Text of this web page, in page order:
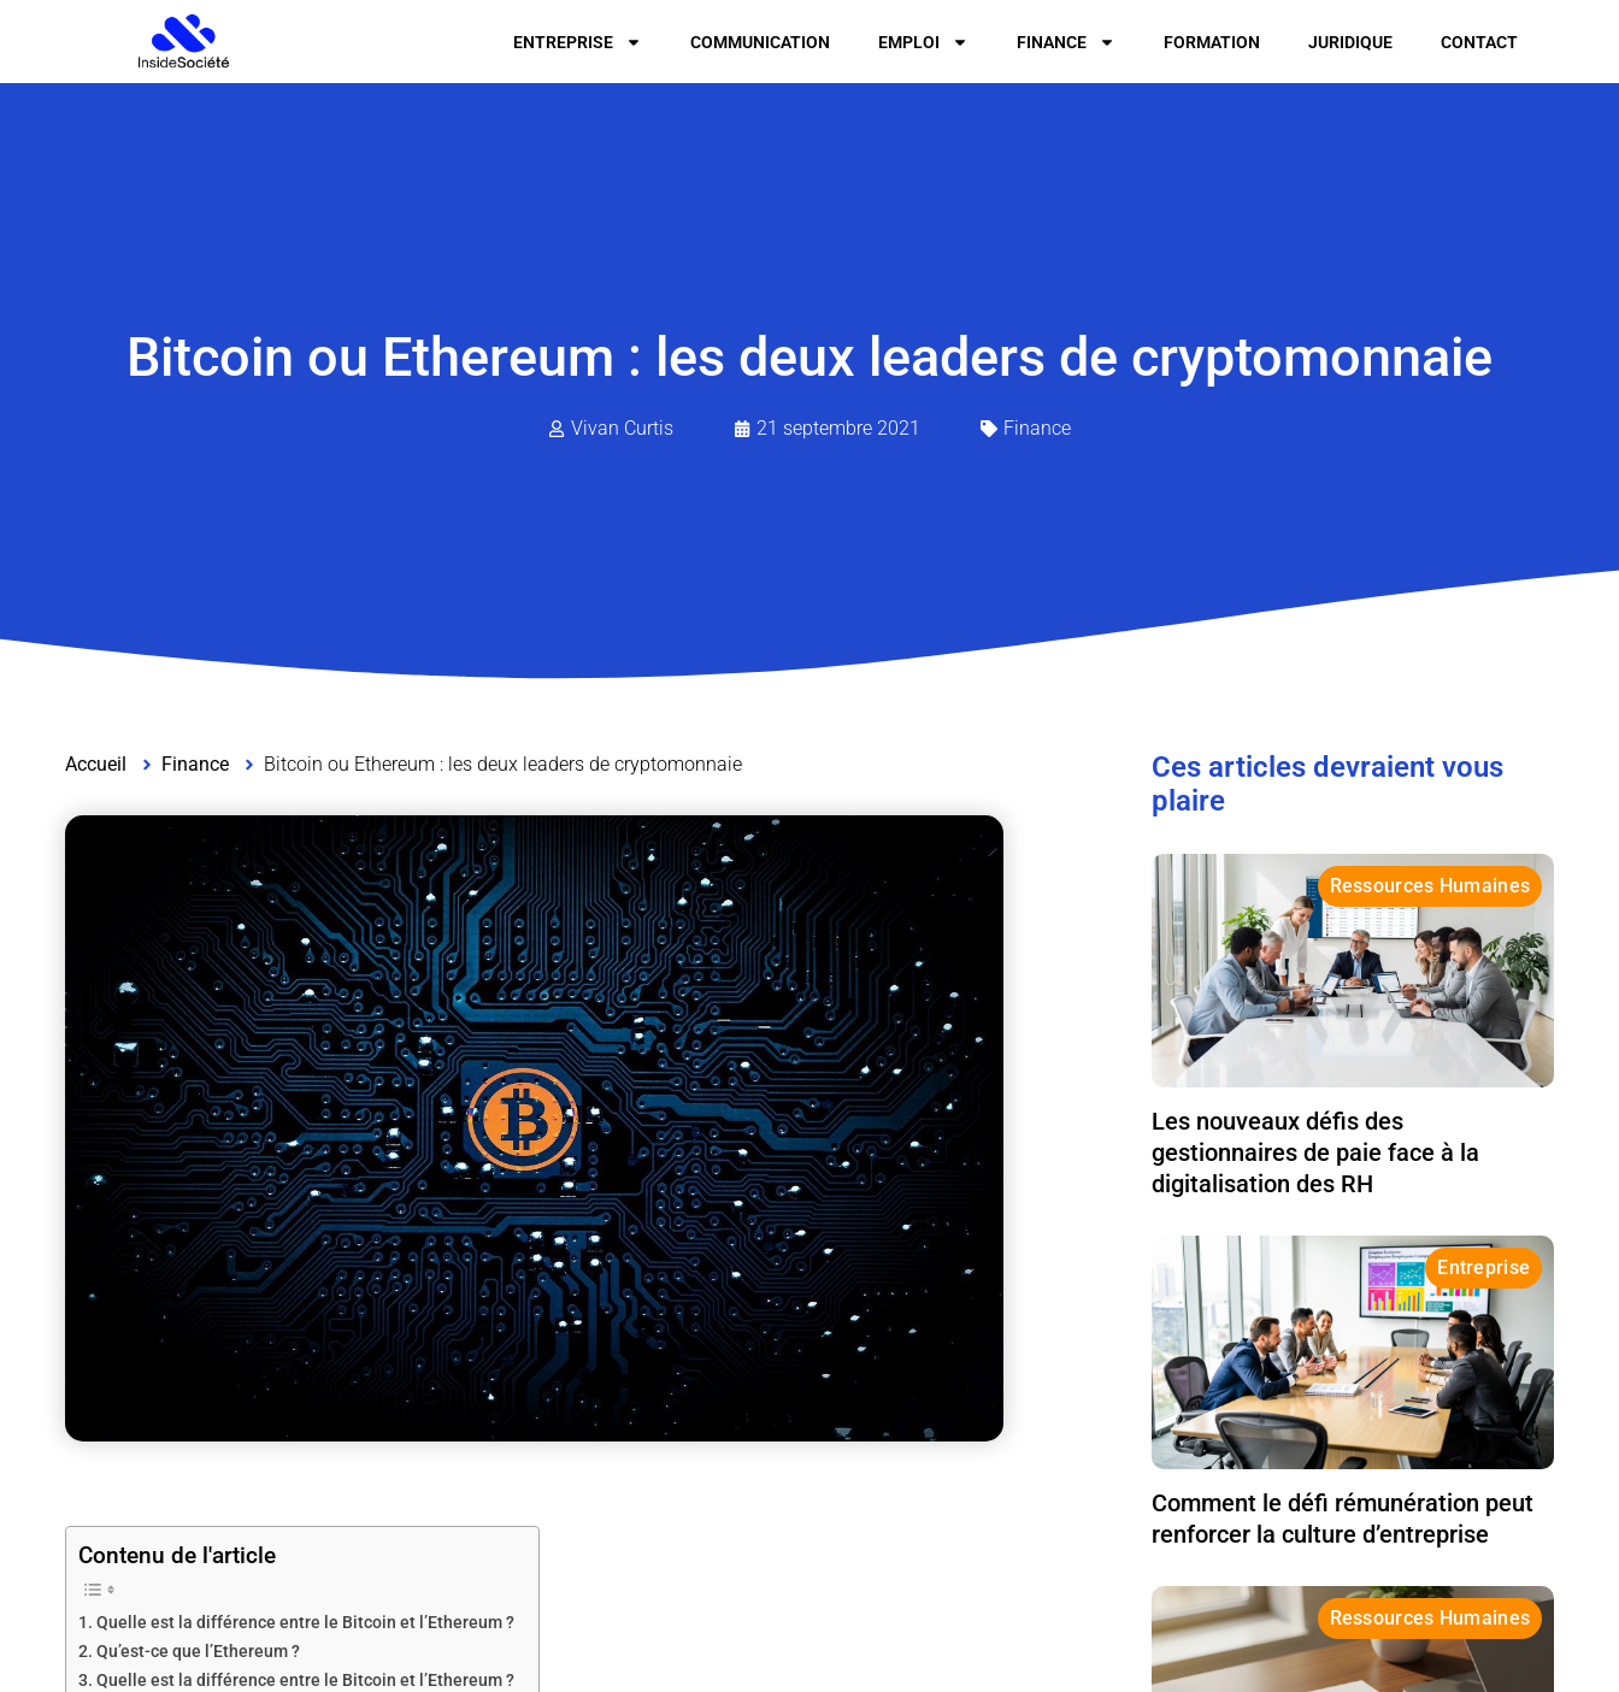
ENTREPRISE COMMUNICATION EMPLOI FINANCE FORMATION JURIDIQUE CONTACT
Bitcoin ou Ethereum : les deux leaders de cryptomonnaie
Vivan Curtis 21 septembre 2021 Finance
Accueil Finance Bitcoin ou Ethereum : les deux leaders de cryptomonnaie
Contenu de l'article
Quelle est la différence entre le Bitcoin et l’Ethereum ?
Qu’est-ce que l’Ethereum ?
Quelle est la différence entre le Bitcoin et l’Ethereum ?
Ces articles devraient vous
plaire
Ressources Humaines
Les nouveaux défis des
gestionnaires de paie face à la
digitalisation des RH
Entreprise
Comment le défi rémunération peut
renforcer la culture d’entreprise
Ressources Humaines